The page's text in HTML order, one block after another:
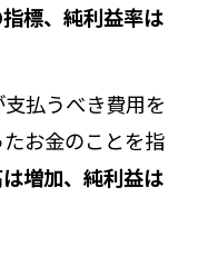
標、純利益率は
払うべき費用を
お金のことを指
増加、純利益は